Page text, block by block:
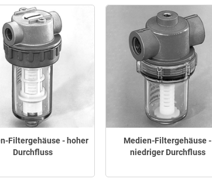
Filtergehäuse - hoher
Durchfluss
Medien-Filtergehäuse -
niedriger Durchfluss